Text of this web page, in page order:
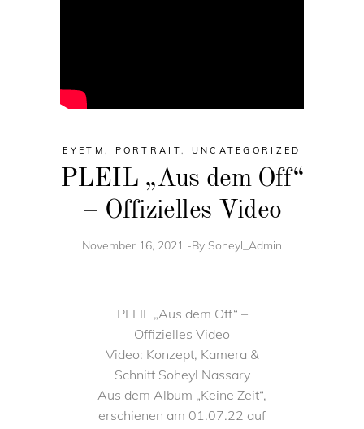
EYETM , PORTRAIT, UNCATEGORIZED
PLEIL „Aus dem Off“
– Offizielles Video
November 16, 2021 By Soheyl_Admin
PLEIL „Aus dem Off“ –
Offizielles Video
Video: Konzept, Kamera &
Schnitt Soheyl Nassary
Aus dem Album „Keine Zeit“,
erschienen am 01.07.22 auf